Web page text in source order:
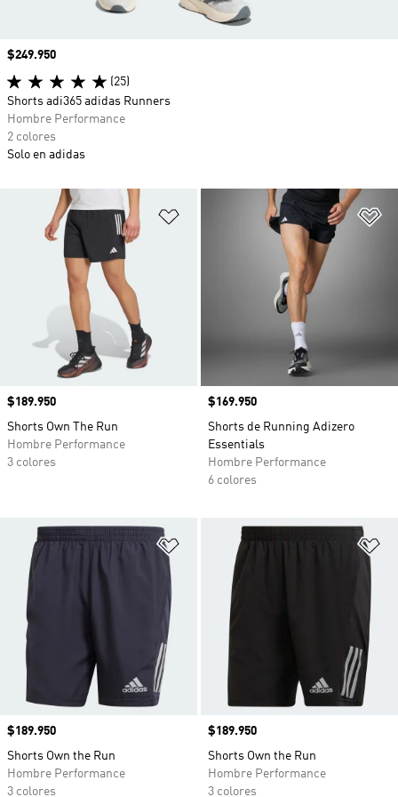
Añadir a la lista de deseos
Precio
$189.950
Shorts Own The Run
Hombre Performance
3 colores
Precio
$169.950
Shorts de Running Adizero
Essentials
Hombre Performance
6 colores
Añadir a la lista de deseos
Precio
$189.950
Shorts Own the Run
Hombre Performance
3 colores
Precio
$189.950
Shorts Own the Run
Hombre Performance
3 colores
Precio
$249.950
(25)
Shorts adi365 adidas Runners
Hombre Performance
2 colores
Solo en adidas